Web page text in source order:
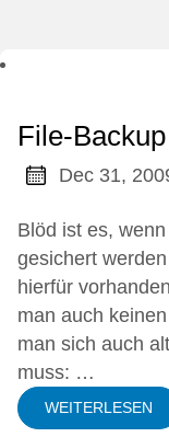
File-
Dec 31,
Blöd ist es,
gesichert
hierfür
man auch
man sich auch
muss: …
WEITERLESEN